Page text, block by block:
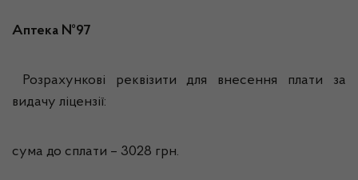
Аптека №97
Розрахункові реквізити для внесення плати за
видачу ліцензії:
сума до сплати – 3028 грн.